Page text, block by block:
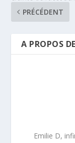
PRÉCÉDENT
A PROPOS
Emilie D,